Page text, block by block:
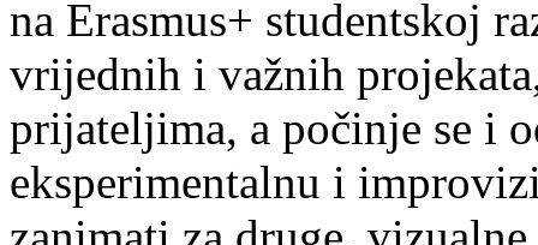
na Erasmus+ studentskoj
vrijednih i važnih
prijateljima, a počinje se i
eksperimentalnu i